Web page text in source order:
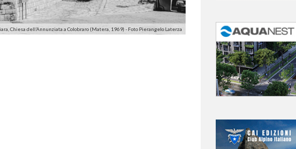
Chiesa dell’Annunziata a Colobraro (Matera, 1969) - Foto Pierangelo Laterza